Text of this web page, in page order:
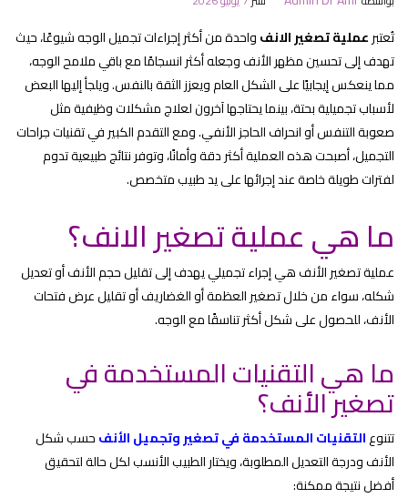
تُعتبرعملية تصغير الانفواحدة من أكثر إجراءات تجميل الوجه شيوعًا، حيث
تهدف إلى تحسين مظهر الأنف وجعله أكثر انسجامًا مع باقي ملامح الوجه،
مما ينعكس إيجابيًا على الشكل العام ويعزز الثقة بالنفس. ويلجأ إليها البعض
لأسباب تجميلية بحتة، بينما يحتاجها آخرون لعلاج مشكلات وظيفية مثل
صعوبة التنفس أو انحراف الحاجز الأنفي. ومع التقدم الكبير في تقنيات جراحات
التجميل، أصبحت هذه العملية أكثر دقة وأمانًا، وتوفر نتائج طبيعية تدوم
لفترات طويلة خاصة عند إجرائها على يد طبيب متخصص.
ما هي عملية تصغير الانف؟
عملية تصغير الأنف هي إجراء تجميلي يهدف إلى تقليل حجم الأنف أو تعديل
شكله، سواء من خلال تصغير العظمة أو الغضاريف أو تقليل عرض فتحات
الأنف، للحصول على شكل أكثر تناسقًا مع الوجه.
ما هي التقنيات المستخدمة في
تصغير الأنف؟
تتنوعالتقنيات المستخدمة في تصغير وتجميل الأنفحسب شكل
الأنف ودرجة التعديل المطلوبة، ويختار الطبيب الأنسب لكل حالة لتحقيق
أفضل نتيجة ممكنة: